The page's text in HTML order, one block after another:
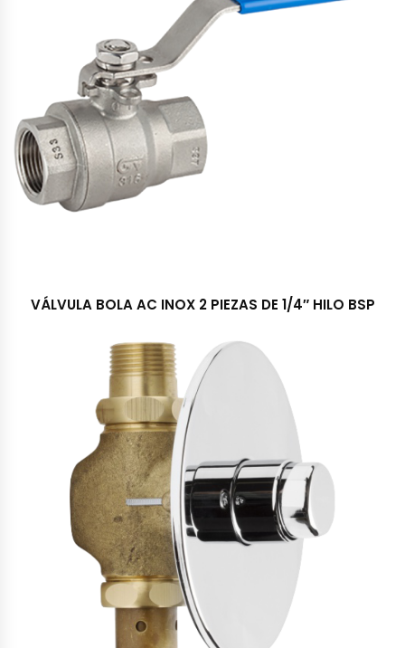
VÁLVULA BOLA AC INOX 2 PIEZAS DE 1/4″ HILO BSP